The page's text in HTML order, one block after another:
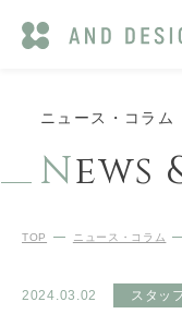
ニュース・コラム
News
TOP ニュース・コラム
2024.03.02 スタッ